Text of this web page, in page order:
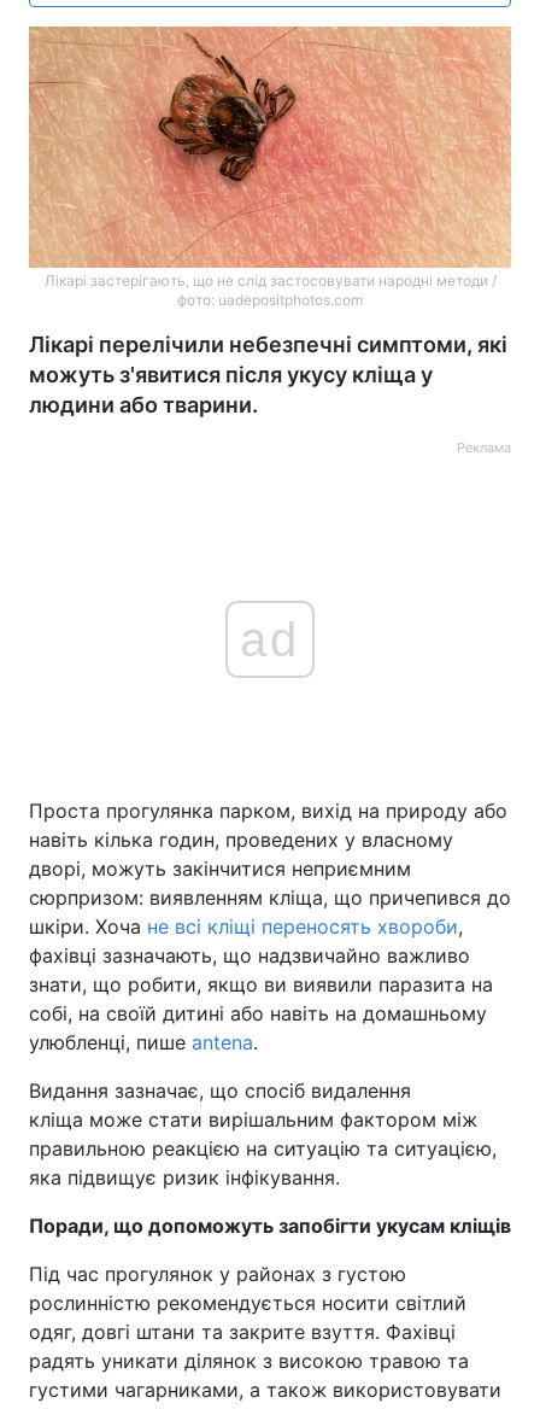
Лікарі застерігають, що не слід застосовувати народні методи /
фото: uadepositphotos.com
Лікарі перелічили небезпечні симптоми, які
можуть з'явитися після укусу кліща у
людини або тварини.
Реклама
ad
Проста прогулянка парком, вихід на природу або
навіть кілька годин, проведених у власному
дворі, можуть закінчитися неприємним
сюрпризом: виявленням кліща, що причепився до
шкіри. Хоча не всі кліщі переносять хвороби,
фахівці зазначають, що надзвичайно важливо
знати, що робити, якщо ви виявили паразита на
собі, на своїй дитині або навіть на домашньому
улюбленці, пише antena.
Видання зазначає, що спосіб видалення
кліща може стати вирішальним фактором між
правильною реакцією на ситуацію та ситуацією,
яка підвищує ризик інфікування.
Поради, що допоможуть запобігти укусам кліщів
Під час прогулянок у районах з густою
рослинністю рекомендується носити світлий
одяг, довгі штани та закрите взуття. Фахівці
радять уникати ділянок з високою травою та
густими чагарниками, а також використовувати